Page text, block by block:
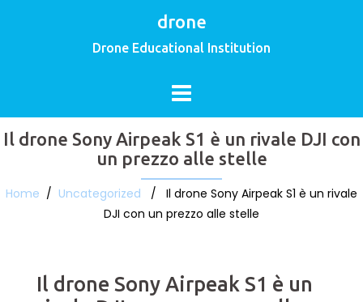
drone
Drone Educational Institution
Il drone Sony Airpeak S1 è un rivale DJI con
un prezzo alle stelle
Home / Uncategorized / Il drone Sony Airpeak S1 è un rivale
DJI con un prezzo alle stelle
Il drone Sony Airpeak S1 è un